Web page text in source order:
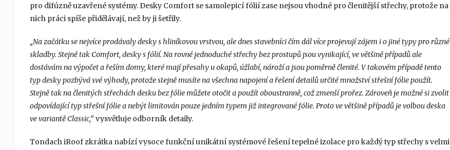
pro difúzně uzavřené systémy. Desky Comfort se samolepicí fólií zase nejsou vhodné pro členitější střechy, protože na
nich práci spíše přidělávají, než by ji šetřily.
„Na začátku se nejvíce prodávaly desky s hliníkovou vrstvou, ale dnes stavebníci čím dál více projevují zájem i o jiné typy pro různé
skladby. Stejně tak Comfort, desky s fólií. Na rovné jednoduché střechy bez prostupů jsou vynikající, ve většině případů ale
dostávám na výpočet a řeším domy, které mají přesahy u okapů, úžlabí, nároží a jsou poměrně členité. V takovém případě tento
typ desky pozbývá své výhody, protože stejně musíte na všechna napojení a řešení detailů určité množství střešní fólie použít.
Stejně tak na členitých střechách desku bez fólie můžete otočit a použít oboustranně, což zmenší prořez. Zároveň je možné si zvolit
odpovídající typ střešní fólie a nebýt limitován pouze jedním typem již integrované fólie. Proto ve většině případů je volbou deska
ve variantě Classic,“ vysvětluje odborník detaily.
Tondach iRoof zkrátka nabízí vysoce funkční unikátní systémové řešení tepelné izolace pro každý typ střechy s velmi